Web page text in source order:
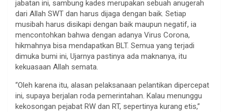
jabatan ini, sambung kades merupakan sebuah anugerah
dari Allah SWT dan harus dijaga dengan baik. Setiap
musibah harus disikapi dengan baik maupun negatif, ia
mencontohkan bahwa dengan adanya Virus Corona,
hikmahnya bisa mendapatkan BLT. Semua yang terjadi
dimuka bumi ini, Ujarnya pastinya ada maknanya, itu
kekuasaan Allah semata.
“Oleh karena itu, alasan pelaksanaan pelantikan dipercepat
ini, supaya berjalan roda pemerintahan. Kalau menunggu
kekosongan pejabat RW dan RT, sepertinya kurang etis,”